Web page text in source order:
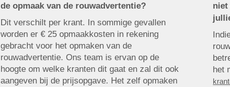
de opmaak van de rouwadvertentie?
Dit verschilt per krant. In sommige gevallen
worden er € 25 opmaakkosten in rekening
gebracht voor het opmaken van de
rouwadvertentie. Ons team is ervan op de
hoogte om welke kranten dit gaat en zal dit ook
aangeven bij de prijsopgave. Het zelf opmaken
niet
het